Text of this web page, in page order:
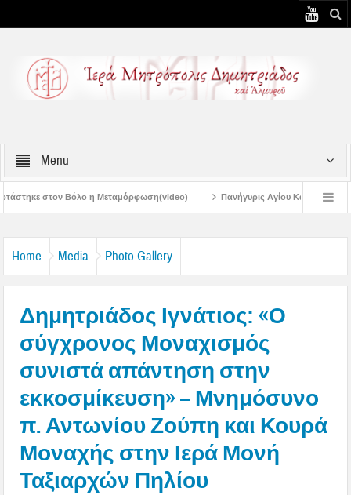
Menu
Πανήγυρις Αγίου Καλλινίκου Μητροπολίτου Εδέσσης
Home Media Photo Gallery
Δημητριάδος Ιγνάτιος: «Ο
σύγχρονος Μοναχισμός
συνιστά απάντηση στην
εκκοσμίκευση» – Μνημόσυνο
π. Αντωνίου Ζούπη και Κουρά
Μοναχής στην Ιερά Μονή
Ταξιαρχών Πηλίου